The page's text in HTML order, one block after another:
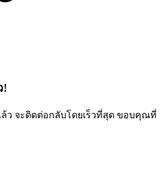
!
ล้ว จะติดต่อกลับโดยเร็วที่สุด ขอบคุณที่